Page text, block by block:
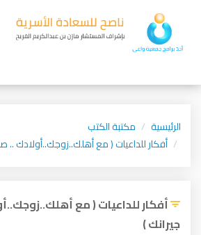
الرئيسية
مكتبة الكتب
أفكار للداعيات ( مع أهلك..زوجك..أولادك ..
أفكار للداعيات ( مع
جيرانك )